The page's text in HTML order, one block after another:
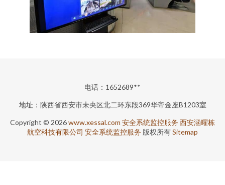
电话：1652689**
地址：陕西省西安市未央区北二环东段369华帝金座B1203室
Copyright © 2026www.xessal.com 安全系统监控服务 西安涵曜栋
航空科技有限公司 安全系统监控服务 版权所有Sitemap